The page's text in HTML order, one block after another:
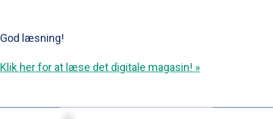
God læsning!
Klik her for at læse det digitale magasin! »